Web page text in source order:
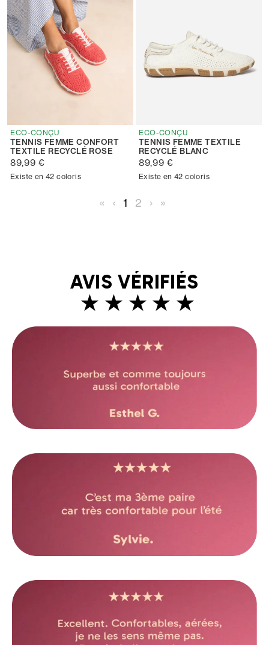
ECO-CONÇU
TENNIS FEMME CONFORT
TEXTILE RECYCLÉ ROSE
89,99 €
Existe en 42 coloris
ECO-CONÇU
TENNIS FEMME TEXTILE
RECYCLÉ BLANC
89,99 €
Existe en 42 coloris
« ‹ 1 2 › »
AVIS VÉRIFIÉS
★ ★ ★ ★ ★